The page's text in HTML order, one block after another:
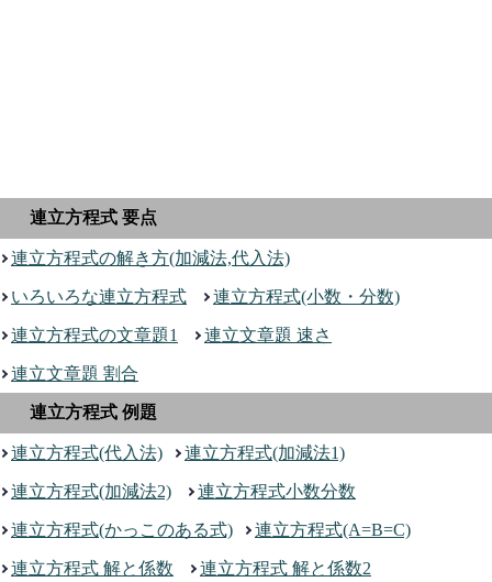
連立方程式 要点
連立方程式の解き方(加減法,代入法)
いろいろな連立方程式 連立方程式(小数・分数)
連立方程式の文章題1 連立文章題 速さ
連立文章題 割合
連立方程式 例題
連立方程式(代入法) 連立方程式(加減法1)
連立方程式(加減法2) 連立方程式小数分数
連立方程式(かっこのある式) 連立方程式(A=B=C)
連立方程式 解と係数 連立方程式 解と係数2